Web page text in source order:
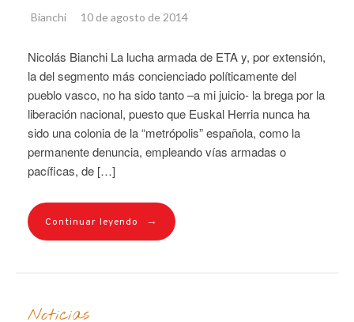
Bianchi 10 de agosto de 2014
Nicolás Bianchi La lucha armada de ETA y, por extensión,
la del segmento más concienciado políticamente del
pueblo vasco, no ha sido tanto –a mi juicio- la brega por la
liberación nacional, puesto que Euskal Herria nunca ha
sido una colonia de la “metrópolis” española, como la
permanente denuncia, empleando vías armadas o
pacíficas, de […]
Continuar leyendo →
Noticias